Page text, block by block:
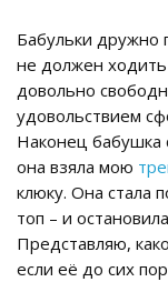
Бабульки дружно
не должен
довольно
удовольствием
Наконец бабушка
она взяла мою
клюку. Она стала
топ – и
Представляю,
если её до сих